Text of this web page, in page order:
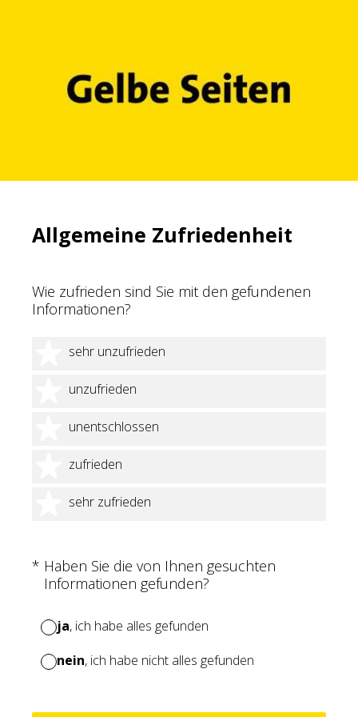
Allgemeine Zufriedenheit
Wie zufrieden sind Sie mit den gefundenen
Informationen?
sehr unzufrieden
1 Stern
unzufrieden
2 Sterne
unentschlossen
3 Sterne
zufrieden
4 Sterne
sehr zufrieden
5 Sterne
* Haben Sie die von Ihnen gesuchten
Informationen gefunden?
(Erforderlich.)
ja, ich habe alles gefunden
nein, ich habe nicht alles gefunden